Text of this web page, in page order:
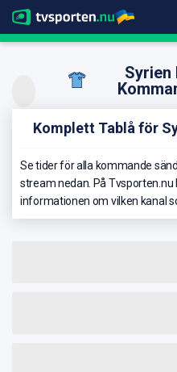
Syrien
Komplett Tablå för
Se tider för alla kommande
stream nedan. På
informationen om vilken kanal